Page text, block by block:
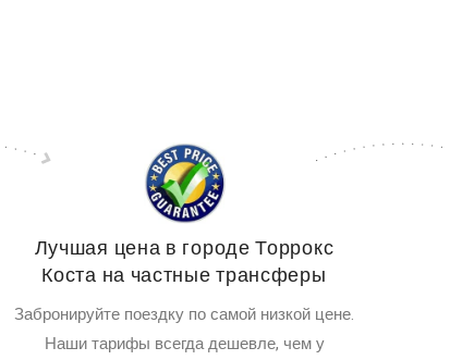
Лучшая цена в городе Торрокс
Коста на частные трансферы
Забронируйте поездку по самой низкой цене.
Наши тарифы всегда дешевле, чем у